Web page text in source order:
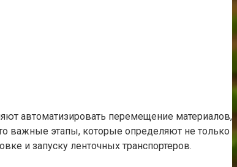
автоматизировать перемещение материалов,
важные этапы, которые определяют не только
и запуску ленточных транспортеров.